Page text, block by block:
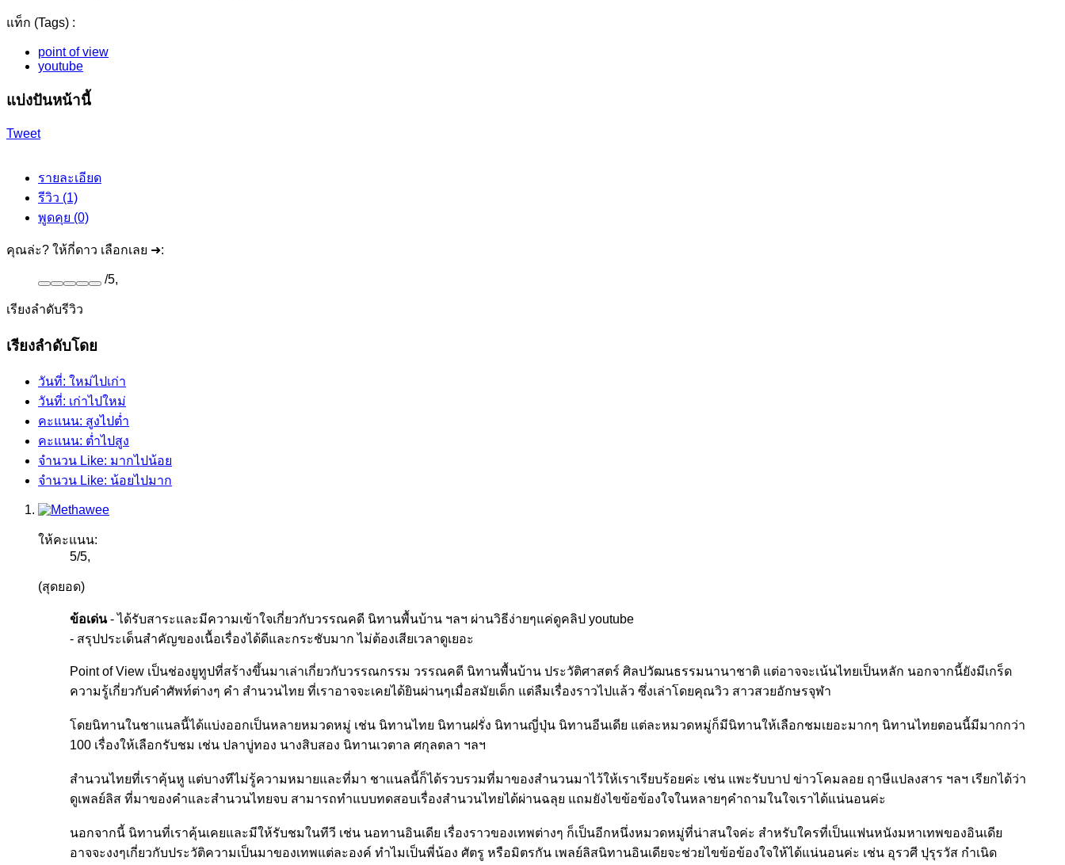
แท็ก (Tags) :
point of view
youtube
แบ่งปันหน้านี้
Tweet
รายละเอียด
รีวิว (1)
พูดคุย (0)
คุณล่ะ? ให้กี่ดาว เลือกเลย ➜:
/5,
เรียงลำดับรีวิว
เรียงลำดับโดย
วันที่: ใหม่ไปเก่า
วันที่: เก่าไปใหม่
คะแนน: สูงไปต่ำ
คะแนน: ต่ำไปสูง
จำนวน Like: มากไปน้อย
จำนวน Like: น้อยไปมาก
ให้คะแนน:
5/5,
(สุดยอด)
ข้อเด่น- ได้รับสาระและมีความเข้าใจเกี่ยวกับวรรณคดี นิทานพื้นบ้าน ฯลฯ ผ่านวิธีง่ายๆแค่ดูคลิป youtube
- สรุปประเด็นสำคัญของเนื้อเรื่องได้ดีและกระชับมาก ไม่ต้องเสียเวลาดูเยอะ
Point of View เป็นช่องยูทูปที่สร้างขึ้นมาเล่าเกี่ยวกับวรรณกรรม วรรณคดี นิทานพื้นบ้าน ประวัติศาสตร์ ศิลปวัฒนธรรมนานาชาติ แต่อาจจะเน้นไทยเป็นหลัก นอกจากนี้ยังมีเกร็ด
ความรู้เกี่ยวกับคำศัพท์ต่างๆ คำ สำนวนไทย ที่เราอาจจะเคยได้ยินผ่านๆเมื่อสมัยเด็ก แต่ลืมเรื่องราวไปแล้ว ซึ่งเล่าโดยคุณวิว สาวสวยอักษรจุฬา
โดยนิทานในชาแนลนี้ได้แบ่งออกเป็นหลายหมวดหมู่ เช่น นิทานไทย นิทานฝรั่ง นิทานญี่ปุ่น นิทานอีนเดีย แต่ละหมวดหมู่ก็มีนิทานให้เลือกชมเยอะมากๆ นิทานไทยตอนนี้มีมากกว่า
100 เรื่องให้เลือกรับชม เช่น ปลาบู่ทอง นางสิบสอง นิทานเวตาล ศกุลตลา ฯลฯ
สำนวนไทยที่เราคุ้นหู แต่บางทีไม่รู้ความหมายและที่มา ชาแนลนี้ก็ได้รวบรวมที่มาของสำนวนมาไว้ให้เราเรียบร้อยค่ะ เช่น แพะรับบาป ข่าวโคมลอย ฤาษีแปลงสาร ฯลฯ เรียกได้ว่า
ดูเพลย์ลิส ที่มาของคำและสำนวนไทยจบ สามารถทำแบบทดสอบเรื่องสำนวนไทยได้ผ่านฉลุย แถมยังไขข้อข้องใจในหลายๆคำถามในใจเราได้แน่นอนค่ะ
นอกจากนี้ นิทานที่เราคุ้นเคยและมีให้รับชมในทีวี เช่น นอทานอินเดีย เรื่องราวของเทพต่างๆ ก็เป็นอีกหนึ่งหมวดหมู่ที่น่าสนใจค่ะ สำหรับใครที่เป็นแฟนหนังมหาเทพของอินเดีย
อาจจะงงๆเกี่ยวกับประวัติความเป็นมาของเทพแต่ละองค์ ทำไมเป็นพี่น้อง ศัตรู หรือมิตรกัน เพลย์ลิสนิทานอินเดียจะช่วยไขข้อข้องใจให้ได้แน่นอนค่ะ เช่น อุรวศี ปุรุรวัส กำเนิด